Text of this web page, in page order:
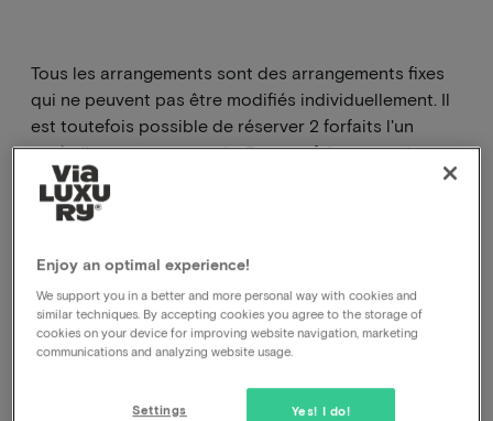
Comment puis-je annuler ma réservation, auprès
de l'hôtel ou auprès de vous ?
Comment puis-je modifier la date de ma
réservation ?
Tous les arrangements sont des arrangements fixes
qui ne peuvent pas être modifiés individuellement. Il
est toutefois possible de réserver 2 forfaits l'un
après l'autre, par exemple. Pour ce faire, vous devez
suivre deux fois le processus de réservation. Lors de
cette opération, veuillez toujours mentionner dans
séjourner dans la même chambre.
Enjoy an optimal experience!
We support you in a better and more personal way with cookies and
similar techniques. By accepting cookies you agree to the storage of
cookies on your device for improving website navigation, marketing
communications and analyzing website usage.
Yes! I do!
Settings